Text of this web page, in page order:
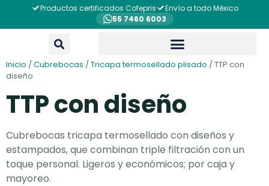
Productos certificados Cofepris
Envío a todo México
55 7460 6003
Inicio /Cubrebocas /Tricapa termosellado plisado / TTP con
diseño
TTP con diseño
Cubrebocas tricapa termosellado con diseños y
estampados, que combinan triple filtración con un
toque personal. Ligeros y económicos; por caja y
mayoreo.